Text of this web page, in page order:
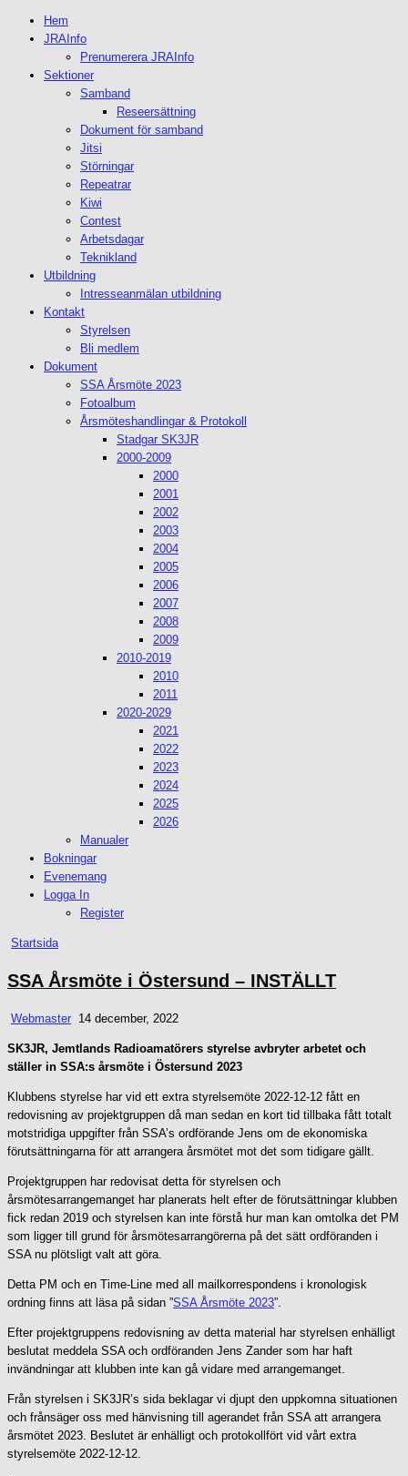
Hem
JRAInfo
Prenumerera JRAInfo
Sektioner
Samband
Reseersättning
Dokument för samband
Jitsi
Störningar
Repeatrar
Kiwi
Contest
Arbetsdagar
Teknikland
Utbildning
Intresseanmälan utbildning
Kontakt
Styrelsen
Bli medlem
Dokument
SSA Årsmöte 2023
Fotoalbum
Årsmöteshandlingar & Protokoll
Stadgar SK3JR
2000-2009
2000
2001
2002
2003
2004
2005
2006
2007
2008
2009
2010-2019
2010
2011
2020-2029
2021
2022
2023
2024
2025
2026
Manualer
Bokningar
Evenemang
Logga In
Register
Posted
Startsida
SSA Årsmöte i Östersund – INSTÄLLT
Webmaster 14 december, 2022
SK3JR, Jemtlands Radioamatörers styrelse avbryter arbetet och
ställer in SSA:s årsmöte i Östersund 2023
Klubbens styrelse har vid ett extra styrelsemöte 2022-12-12 fått en
redovisning av projektgruppen då man sedan en kort tid tillbaka fått totalt
motstridiga uppgifter från SSA’s ordförande Jens om de ekonomiska
förutsättningarna för att arrangera årsmötet mot det som tidigare gällt.
Projektgruppen har redovisat detta för styrelsen och
årsmötesarrangemanget har planerats helt efter de förutsättningar klubben
fick redan 2019 och styrelsen kan inte förstå hur man kan omtolka det PM
som ligger till grund för årsmötesarrangörerna på det sätt ordföranden i
SSA nu plötsligt valt att göra.
Detta PM och en Time-Line med all mailkorrespondens i kronologisk
ordning finns att läsa på sidan ”SSA Årsmöte 2023”.
Efter projektgruppens redovisning av detta material har styrelsen enhälligt
beslutat meddela SSA och ordföranden Jens Zander som har haft
invändningar att klubben inte kan gå vidare med arrangemanget.
Från styrelsen i SK3JR’s sida beklagar vi djupt den uppkomna situationen
och frånsäger oss med hänvisning till agerandet från SSA att arrangera
årsmötet 2023. Beslutet är enhälligt och protokollfört vid vårt extra
styrelsemöte 2022-12-12.